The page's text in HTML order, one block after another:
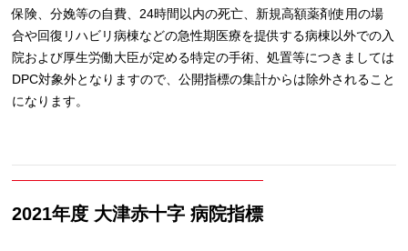
保険、分娩等の自費、24時間以内の死亡、新規高額薬剤使用の場
合や回復リハビリ病棟などの急性期医療を提供する病棟以外での入
院および厚生労働大臣が定める特定の手術、処置等につきましては
DPC対象外となりますので、公開指標の集計からは除外されること
になります。
2021年度 大津赤十字 病院指標